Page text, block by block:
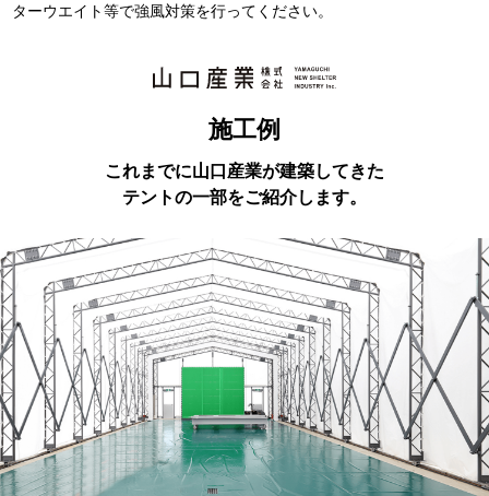
ターウエイト等で強風対策を行ってください。
施工例
これまでに山口産業が建築してきた
テントの一部をご紹介します。